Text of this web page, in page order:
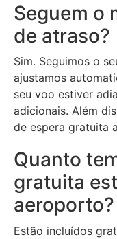
Seguem o
de atraso?
Sim. Seguimos o
ajustamos
seu voo estiver
adicionais. Além
de espera gratuita
Quanto
gratuita
aeroporto?
Estão incluídos